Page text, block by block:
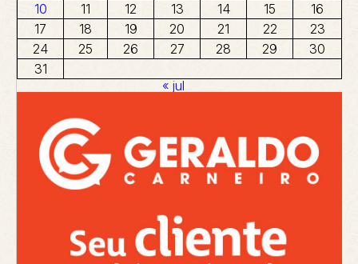
10
11 12 13 14 15
16
17
18 19 20 21 22
23
24
25 26 27 28 29
30
31
« jul